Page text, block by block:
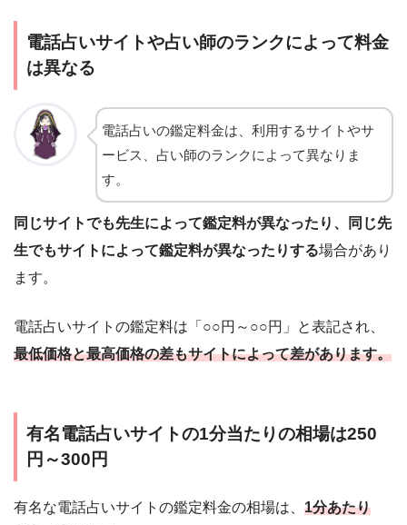
電話占いサイトや占い師のランクによって料金
は異なる
電話占いの鑑定料金は、利用するサイトやサ
ービス、占い師のランクによって異なりま
す。
同じサイトでも先生によって鑑定料が異なったり、同じ先
生でもサイトによって鑑定料が異なったりする場合があり
ます。
電話占いサイトの鑑定料は「○○円～○○円」と表記され、
最低価格と最高価格の差もサイトによって差があります。
有名電話占いサイトの1分当たりの相場は250
円～300円
有名な電話占いサイトの鑑定料金の相場は、 1分あたり